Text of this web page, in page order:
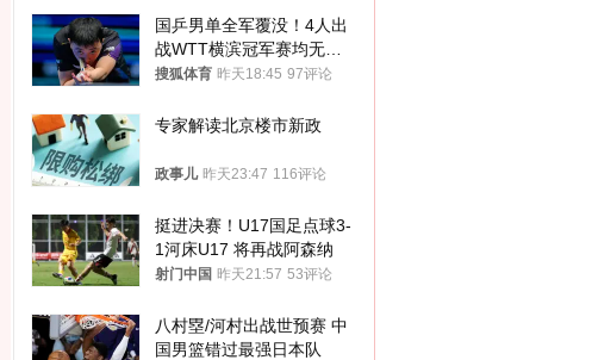
国乒男单全军覆没！4人出
战WTT横滨冠军赛均无缘
八强
搜狐体育 昨天18:45 97评论
专家解读北京楼市新政
政事儿 昨天23:47 116评论
挺进决赛！U17国足点球3-
1河床U17 将再战阿森纳
射门中国 昨天21:57 53评论
八村塁/河村出战世预赛 中
国男篮错过最强日本队